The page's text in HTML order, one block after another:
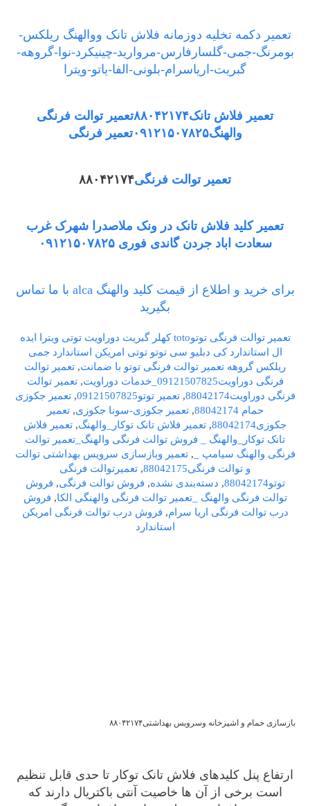
تعمیر دکمه تخلیه دوزمانه فلاش تانک ووالهنگ ریلکس-
بومرنگ-جمی-گلسارفارس-مروارید-چینیکرد-نوا-گروهه-
گبریت-اریاسرام-بلونی-الفا-یاتو-ویترا
تعمیر فلاش تانک۸۸۰۴۲۱۷۴تعمیر توالت فرنگی
والهنگ۰۹۱۲۱۵۰۷۸۲۵تعمیر فرنگی
تعمیر توالت فرنگی۸۸۰۴۲۱۷۴
تعمیر کلید فلاش تانک در ونک ملاصدرا شهرک غرب
سعادت اباد جردن گاندی فوری ۰۹۱۲۱۵۰۷۸۲۵
برای خرید و اطلاع از قیمت کلید والهنگ alca با ما تماس
بگیرید
تعمیر توالت فرنگی توتوtoto کهلر گبریت دوراویت توتی ویترا ایده
ال استاندارد کی دبلیو سی توتو توتی امریکن استاندارد جمی
ریلکس گروهه تعمیر توالت فرنگی توتو با ضمانت, تعمیر توالت
فرنگی دوراویت09121507825_خدمات دوراویت
,تعمیر توالت
فرنگی دوراویت88042174
,تعمیر توتو09121507825 ,تعمیر جکوزی
حمام 88042174
,تعمیر جکوزی-سونا جکوزی,تعمیر
جکوزی88042174
, تعمیر فلاش تانک توکار_والهنگ, تعمیر فلاش
تانک توکار_والهنگ _ فروش توالت فرنگی والهنگ_تعمیر توالت
فرنگی والهنگ سیامپ _ ,تعمیر وبازسازی سرویس بهداشتی توالت
و توالت فرنگی88042175
, تعمیرتوالت فرنگی
توتو88042174
, دسته‌بندی نشده, فروش توالت فرنگی, فروش
توالت فرنگی والهنگ _تعمیر توالت فرنگی والهنگی الکا, فروش
درب توالت فرنگی اریا سرام, فروش درب توالت فرنگی امریکن
استاندارد
بازسازی حمام و اشپزخانه وسرویس بهداشتی۸۸۰۴۲۱۷۴
ارتفاع پنل کلیدهای فلاش تانک توکار تا حدی قابل تنظیم
است برخی از آن ها خاصیت آنتی باکتریال دارند که